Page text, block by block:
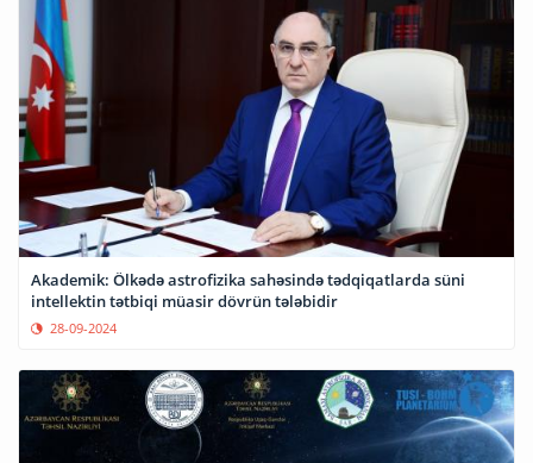
Akademik: Ölkədə astrofizika sahəsində tədqiqatlarda süni
intellektin tətbiqi müasir dövrün tələbidir
28-09-2024